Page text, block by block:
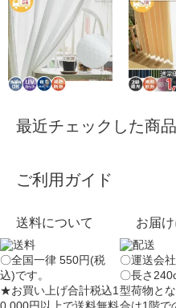
最近チェックした商品
ご利用ガイド
送料について
〇全国一律 550円(税
込)です。
★お買い上げ合計税込1
お届
〇運送会
〇長さ
型荷物と